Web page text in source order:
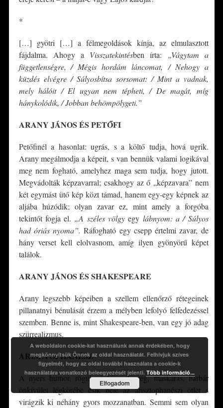
*
[…] gyötri […] a félmegoldások kínja, az elmulasztott
fájdalma. Ahogy a Visszatekintésben írta: „Vágytam a
függetlenségre, / Mégis hordám láncomat, / Nehogy a
küzdés elvégre / Súlyosbítsa sorsomat: / Mint a vadnak,
mely hálóit / El ugyan nem tépheti, / De magát, míg
hánykolódik, / Jobban behömpölygeti.”
ARANY JÁNOS ÉS PETŐFI
Petőfinél a hasonlat: ugrás, s a költő tudja, hová ugrik.
Arany megálmodja a képeit, s van bennük valami logikával
meg nem fogható, amelyhez maga sem tudja, hogy jutott.
Megvádolták képzavarral; csakhogy az ő „képzavara” nem
két egymást ütő kép közt támad, hanem egy-egy képnek az
aljába húzódik; olyan zavar ez, mint amely a forgóba
tekintőt fogja el. „A széles völgyegy lábnyom: a / Súlyos
had óriás nyoma”. Ráfogható egy csepp értelmi zavar, de
hány verset kell elolvasnom, amíg ilyen gyönyörű képet
találok.
ARANY JÁNOS ÉS SHAKESPEARE
Arany legszebb képeiben a szellem ellenőrző rétegeinek
pillanatnyi bénulását érzem a mélyben lefolyó felfedezéssel
szemben. Benne is, mint Shakespeare-ben, van egy jó adag
szürrealizmus.
ARISZTOPHANÉSZ
A nyers humor, rögtönző közvetlenség, maskarás, barbár
önkívület légkörébe esik bele az arisztophanészi ötlet s
virágzik ki néhány gyors mozzanatban. Semmi sem olyan
A weboldalon cookie-kat használunk annak érdekében, hogy
megkönnyítsük Önnek az oldal használatát. Felhívjuk szíves
figyelmét, hogy az oldal további használata a cookie-k
használatára vonatkozó beleegyezését jelenti.Több információ...
Elfogadom